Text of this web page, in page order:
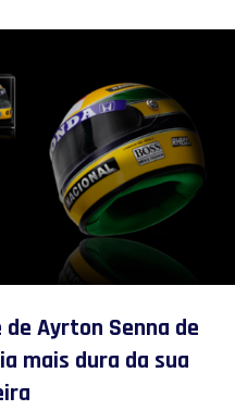
Ayrton Senna de
mais dura da sua